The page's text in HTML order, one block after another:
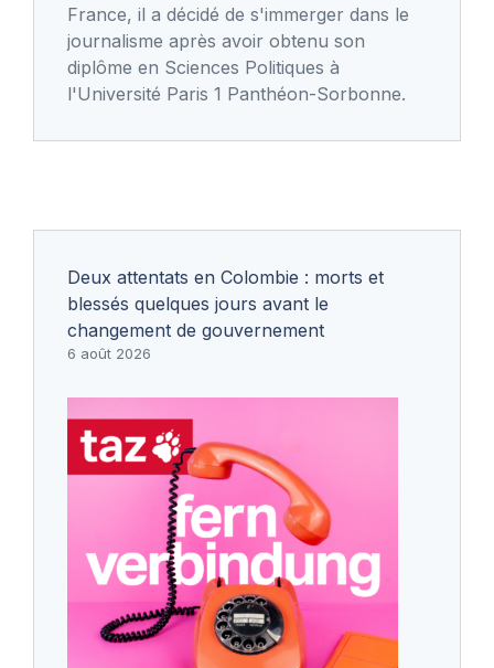
France, il a décidé de s'immerger dans le
journalisme après avoir obtenu son
diplôme en Sciences Politiques à
l'Université Paris 1 Panthéon-Sorbonne.
Deux attentats en Colombie : morts et
blessés quelques jours avant le
changement de gouvernement
6 août 2026